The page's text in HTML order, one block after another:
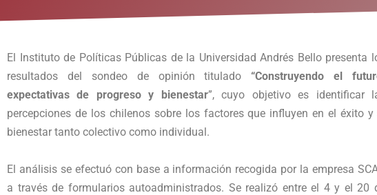
El Instituto de Políticas Públicas de la Universidad Andrés Bello presenta
resultados del sondeo de opinión titulado “Construyendo el
expectativas de progreso y bienestar”, cuyo objetivo es identificar
percepciones de los chilenos sobre los factores que influyen en el éxito y
bienestar tanto colectivo como individual.
El análisis se efectuó con base a información recogida por la empresa
a través de formularios autoadministrados. Se realizó entre el 4 y el 20